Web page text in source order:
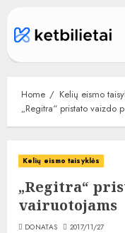
content
Home
Kelių eismo
„Regitra“ pristato vaizdo
Kelių eismo taisyklės
„Regitra“
vairuotojams
DONATAS 2017/11/27